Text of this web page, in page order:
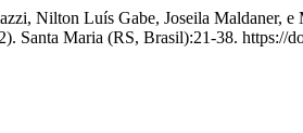
Nilton Luís Gabe, Joseila Maldaner,
Santa Maria (RS, Brasil):21-38. https://